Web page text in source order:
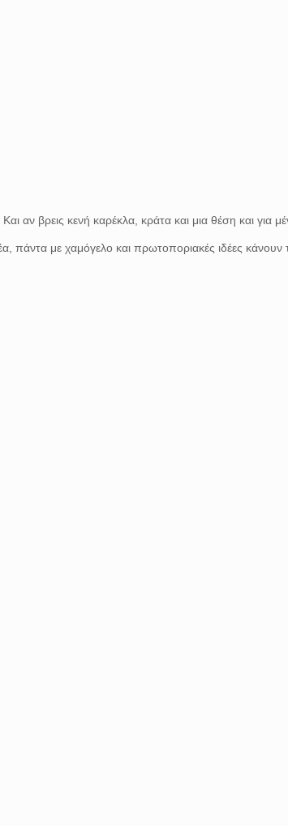
αν βρεις κενή καρέκλα, κράτα και μια θέση και για
πάντα με χαμόγελο και πρωτοποριακές ιδέες